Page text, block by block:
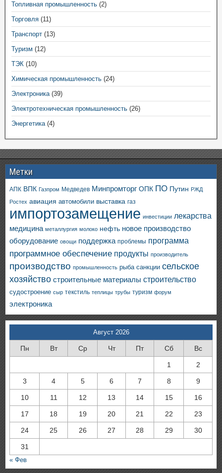
Топливная промышленность (2)
Торговля (11)
Транспорт (13)
Туризм (12)
ТЭК (10)
Химическая промышленность (24)
Электроника(39)
Электротехническая промышленность (26)
Энергетика(4)
Метки
АПК ВПК Газпром Медведев Минпромторг ОПК ПО Путин РЖД
Ростех авиация автомобили выставка газ
импортозамещение инвестиции лекарства
медицина металлургия молоко нефть новое производство
оборудование овощи поддержка проблемы программа
программное обеспечение продукты производитель
производство промышленность рыба санкции сельское
хозяйство строительные материалы строительство
судостроение сыр текстиль теплицы трубы туризм форум
электроника
Август 2026
Пн Вт Ср Чт Пт Сб Вс
1 2
3 4 5 6 7 8 9
10 11 12 13 14 15 16
17 18 19 20 21 22 23
24 25 26 27 28 29 30
31
« Фев